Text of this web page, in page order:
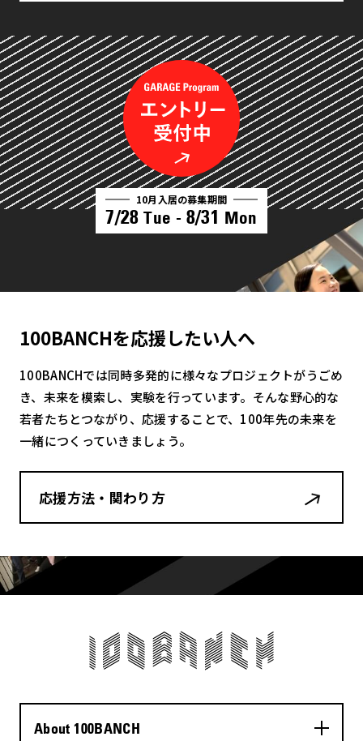
10月入居の募集期間
7/28 Tue - 8/31 Mon
100BANCHを応援したい人へ
100BANCHでは同時多発的に様々なプロジェクトがうごめ
き、未来を模索し、実験を行っています。そんな野心的な
若者たちとつながり、応援することで、100年先の未来を
一緒につくっていきましょう。
応援方法・関わり方
About 100BANCH